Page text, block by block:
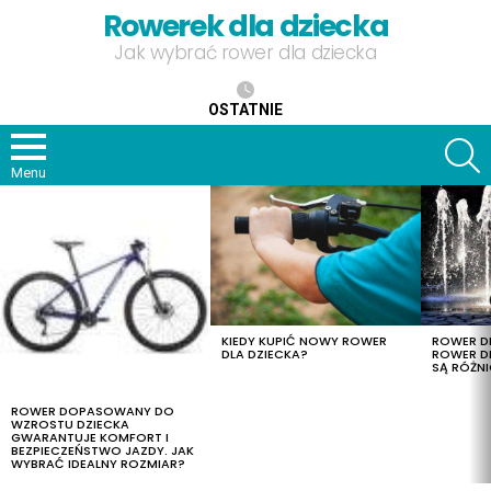
Rowerek dla dziecka
Jak wybrać rower dla dziecka
OSTATNIE
Menu
ROWER DOPASOWANY DO
WZROSTU DZIECKA
GWARANTUJE KOMFORT I
BEZPIECZEŃSTWO JAZDY. JAK
WYBRAĆ IDEALNY ROZMIAR?
KIEDY KUPIĆ NOWY ROWER
DLA DZIECKA?
ROWER
ROWER
SĄ